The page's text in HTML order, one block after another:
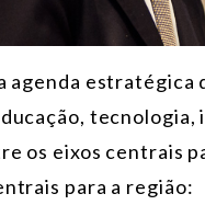
agenda
os eixos centrais
para a região: